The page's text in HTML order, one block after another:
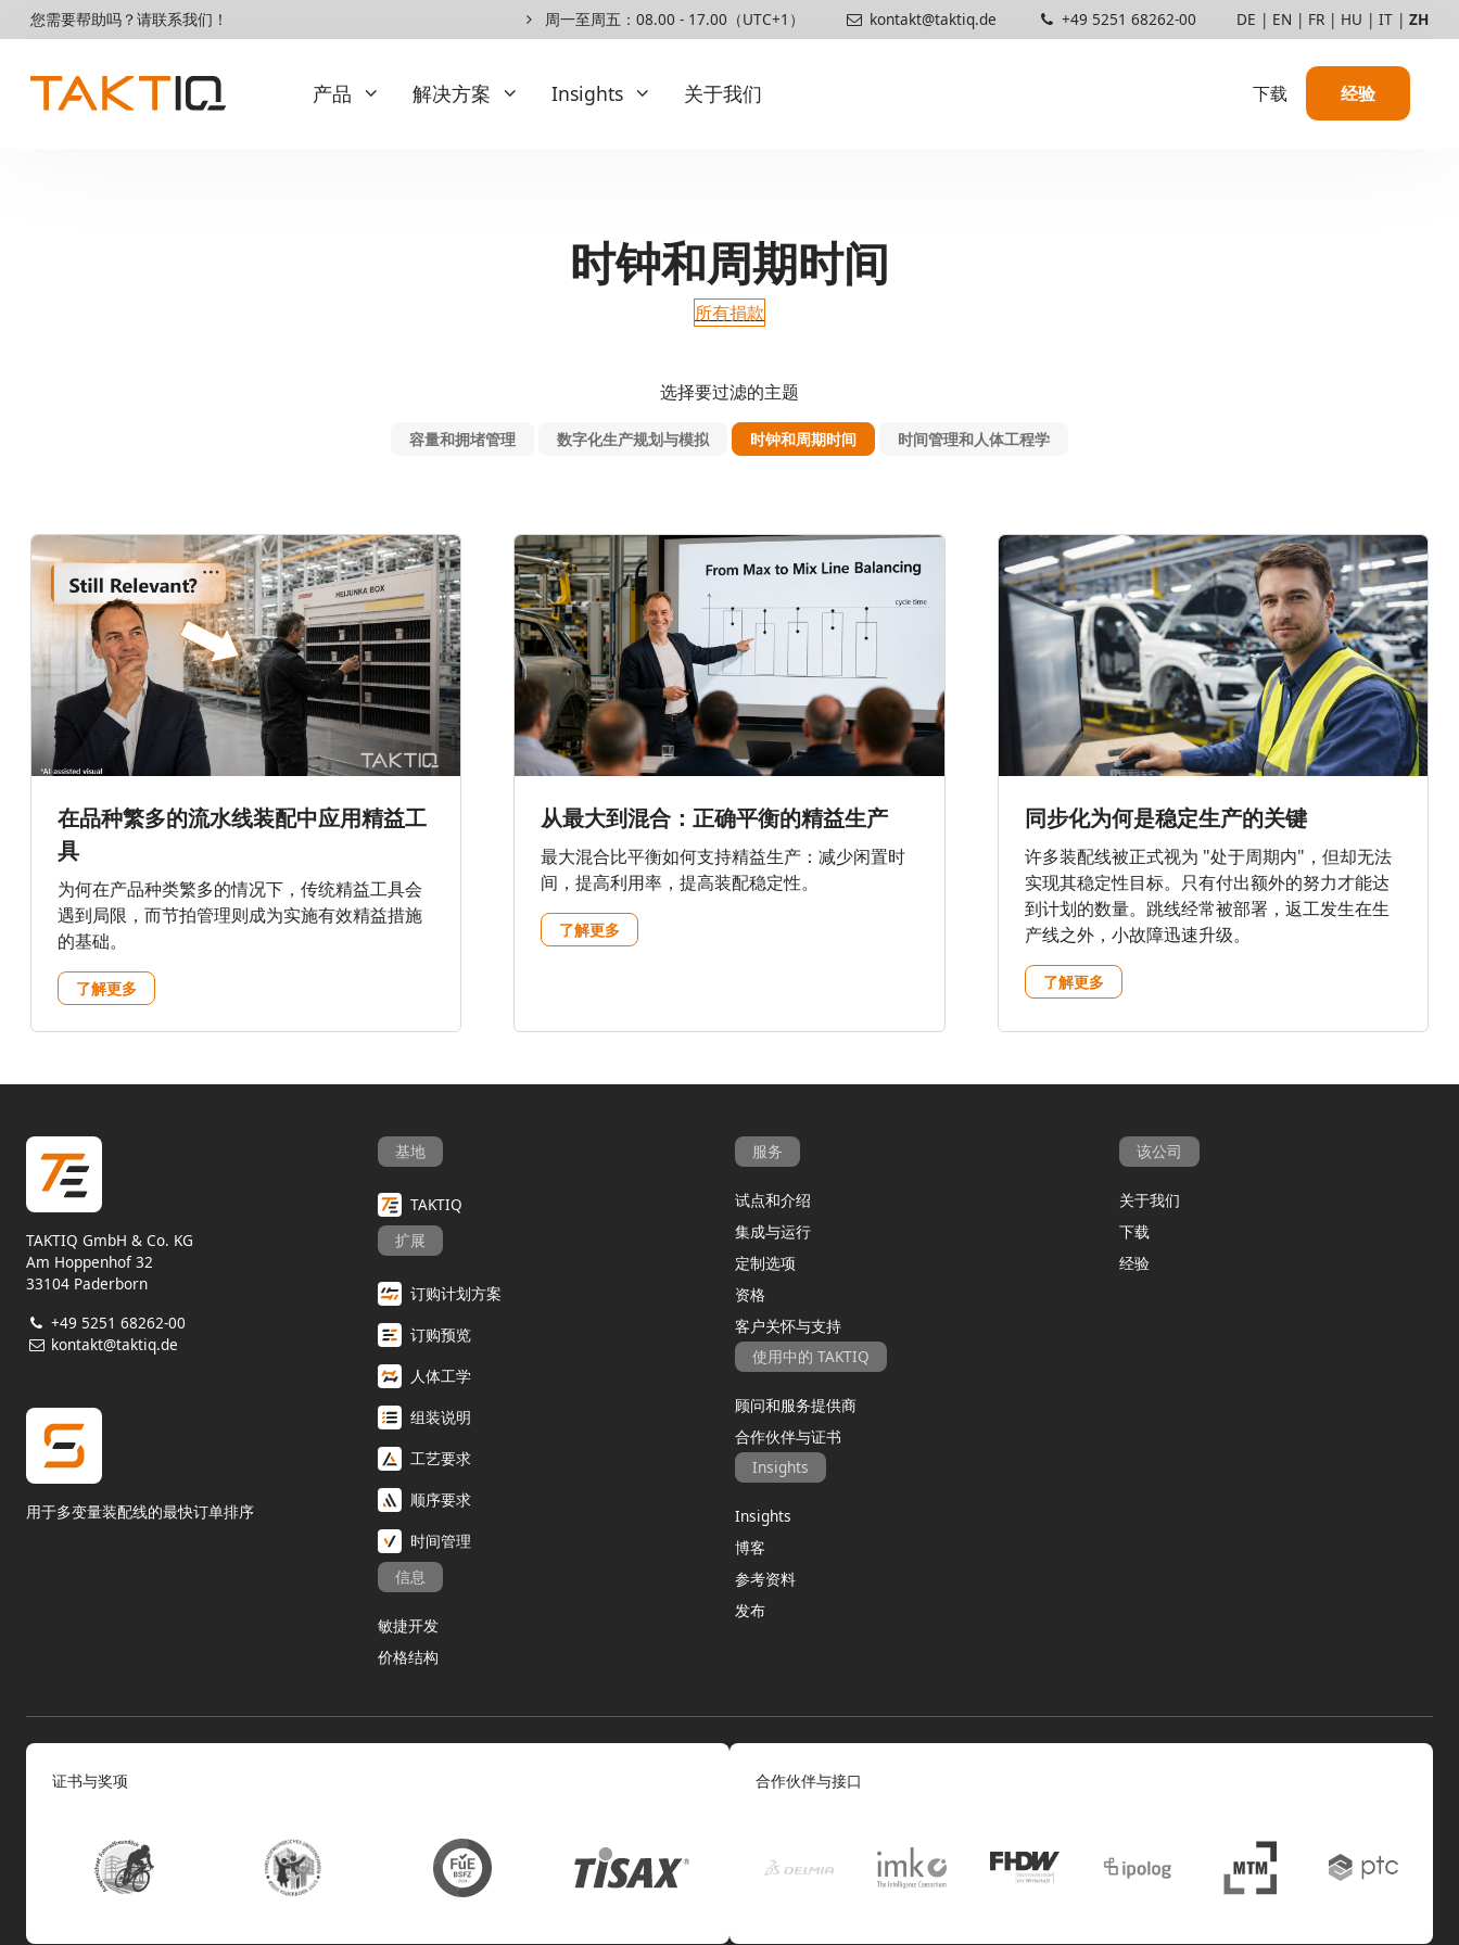
达
您需要帮助吗？请联系我们！ 周一至周五：08.00 - 17.00（UTC+1） kontakt@taktiq.de +49 5251 68262-00 DE | EN | FR | HU | IT | ZH
产品
订购计划方案
订购预览
人体工学
工艺要求
顺序要求
时间管理
解决方案 Insights
专业文章与白皮书
关于我们 下载 经验
时钟和周期时间
所有捐款
选择要过滤的主题
容量和拥堵管理 数字化生产规划与模拟 时钟和周期时间 时间管理和人体工程学
在品种繁多的流水线装配中应用精益工
具
为何在产品种类繁多的情况下，传统精益工具会
遇到局限，而节拍管理则成为实施有效精益措施
的基础。
了解更多
从最大到混合：正确平衡的精益生产
最大混合比平衡如何支持精益生产：减少闲置时
间，提高利用率，提高装配稳定性。
了解更多
同步化为何是稳定生产的关键
许多装配线被正式视为 "处于周期内"，但却无法
实现其稳定性目标。只有付出额外的努力才能达
到计划的数量。跳线经常被部署，返工发生在生
产线之外，小故障迅速升级。
了解更多
TAKTIQ GmbH & Co. KG
Am Hoppenhof 32
33104 Paderborn
+49 5251 68262-00
kontakt@taktiq.de
用于多变量装配线的最快订单排序
基地
TAKTIQ
扩展
订购计划方案
订购预览
人体工学
组装说明
工艺要求
顺序要求
时间管理
信息
敏捷开发
价格结构
服务
试点和介绍
集成与运行
定制选项
资格
客户关怀与支持
使用中的 TAKTIQ
顾问和服务提供商
合作伙伴与证书
Insights
Insights
博客
参考资料
发布
该公司
关于我们
下载
经验
证书与奖项 合作伙伴与接口